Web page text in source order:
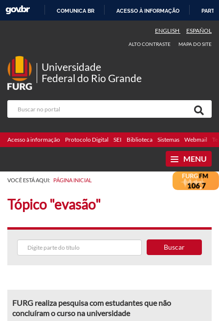
COMUNICA BR ACESSO À INFORMAÇÃO
ENGLISH ESPAÑOL
ALTO CONTRASTE MAPA DO SITE
Universidade
Federal do Rio Grande
Acesso à informação Protocolo Digital SEI Biblioteca Sistemas Webmail
MENU
VOCÊ ESTÁ AQUI: PÁGINA INICIAL
Tópico "evasão"
Buscar
FURG realiza pesquisa com estudantes que não
concluíram o curso na universidade